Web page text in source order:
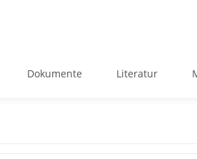
Dokumente Literatur